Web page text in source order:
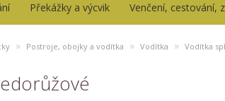
Překážky a výcvik Venčení, cestování,
» Postroje, obojky a vodítka » Vodítka » Vodítka